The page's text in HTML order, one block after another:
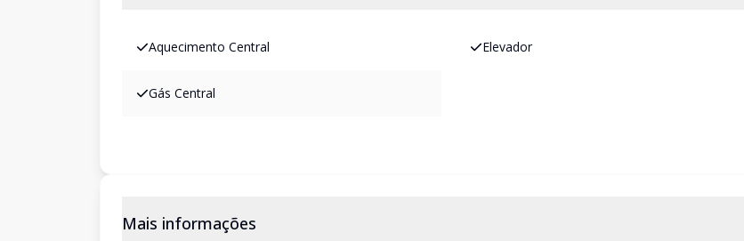
Aquecimento Central Elevador
Gás Central
Mais informações